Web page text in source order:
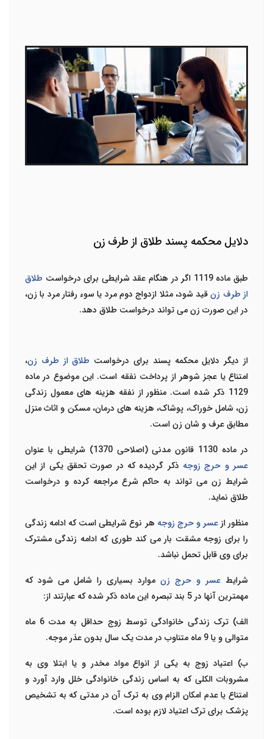
دلایل محکمه پسند طلاق از طرف زن
طبق ماده 1119 اگر در هنگام عقد شرایطی برای درخواست
طلاق
از طرف زنقید شود، مثلا ازدواج دوم مرد یا سوء رفتار مرد با زن،
در این صورت زن می تواند درخواست طلاق دهد.
از دیگر دلایل محکمه پسند برای درخواست طلاق از طرف زن،
امتناع یا عجز شوهر از پرداخت نفقه است. این موضوع در ماده
1129 ذکر شده است. منظور از نفقه هزینه های معمول زندگی
زن، شامل خوراک، پوشاک، هزینه های درمان، مسکن و اثاث منزل
مطابق عرف و شان زن است.
در ماده 1130 قانون مدنی (اصلاحی 1370) شرایطی با عنوان
عسر و حرج زوجه ذکر گردیده که در صورت تحقق یکی از این
شرایط زن می تواند به حاکم شرع مراجعه کرده و درخواست
طلاق نماید.
منظور از عسر و حرج زوجه هر نوع شرایطی است که ادامه زندگی
را برای زوجه مشقت بار می کند طوری که ادامه زندگی مشترک
برای وی قابل تحمل نباشد.
شرایط عسر و حرج زن موارد بسیاری را شامل می شود که
مهمترین آنها در 5 بند تبصره این ماده ذکر شده که عبارتند از:
الف) ترک زندگی خانوادگی توسط زوج حداقل به مدت 6 ماه
متوالی و یا 9 ماه متناوب در مدت یک سال بدون عذر موجه.
ب) اعتیاد زوج به یکی از انواع مواد مخدر و یا ابتلا وی به
مشروبات الکلی که به اساس زندگی خانوادگی خلل وارد آورد و
امتناع یا عدم امکان الزام وی به ترک آن در مدتی که به تشخیص
پزشک برای ترک اعتیاد لازم بوده است.